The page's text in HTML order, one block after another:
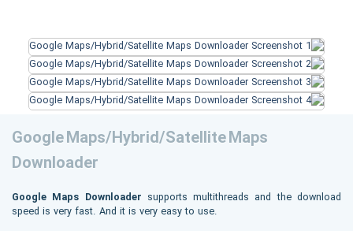
Google Maps/Hybrid/Satellite Maps
Downloader
Google Maps Downloader supports multithreads and the download
speed is very fast. And it is very easy to use.